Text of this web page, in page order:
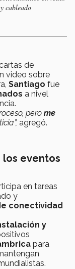
cableado
de
video sobre
Santiago fue
a nivel
pero me
agregó.
eventos
en tareas
y
conectividad
y
para